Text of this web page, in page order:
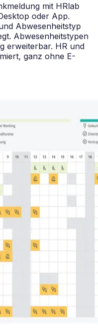
mit HRlab
oder App.
Abwesenheitstyp
Abwesenheitstypen
erweiterbar. HR und
ganz ohne E-